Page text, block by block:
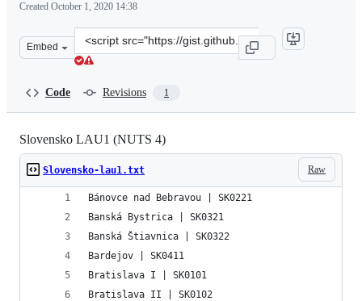
Created October 1, 2020 14:38
Embed
Clone
this
Code Revisions 1
Slovensko LAU1 (NUTS 4)
Raw
Slovensko-lau1.txt
Bánovce nad Bebravou | SK0221
Banská Bystrica | SK0321
Banská Štiavnica | SK0322
Bardejov | SK0411
Bratislava I | SK0101
Bratislava II | SK0102